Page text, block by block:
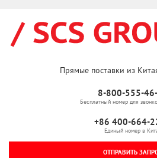
Прямые поставки из
8-800-555-
Бесплатный номер для
+86 400-664-
Единый номер в
ОТПРАВИТЬ